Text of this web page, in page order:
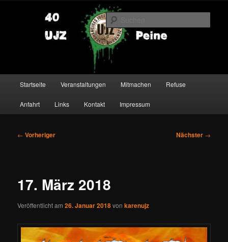
UJZ Peine
Startseite Veranstaltungen Mitmachen Refuse
Anfahrt Links Kontakt Impressum
Beitragsnavigation
← Vorheriger Nächster →
17. März 2018
Veröffentlicht am26. Januar 2018vonkarenujz